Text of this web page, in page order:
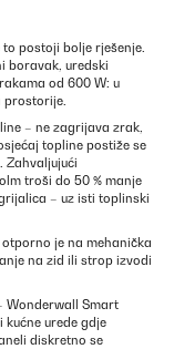
postoji bolje rješenje.
boravak, uredski
od 600 W: u
prostorije.
– ne zagrijava zrak,
topline postiže se
Zahvaljujući
troši do 50 % manje
– uz isti toplinski
je na mehanička
na zid ili strop izvodi
Wonderwall Smart
kućne urede gdje
diskretno se